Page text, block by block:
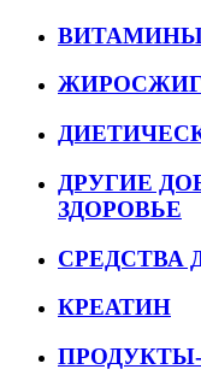
ДРУГИЕ
ЗДОРОВЬЕ
СРЕДСТВА
КРЕАТИН